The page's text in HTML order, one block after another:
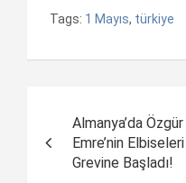
Tags: 1 Mayıs, türkiye
dolaşımı
Almanya’da
Emre’nin
Grevine Başladı!